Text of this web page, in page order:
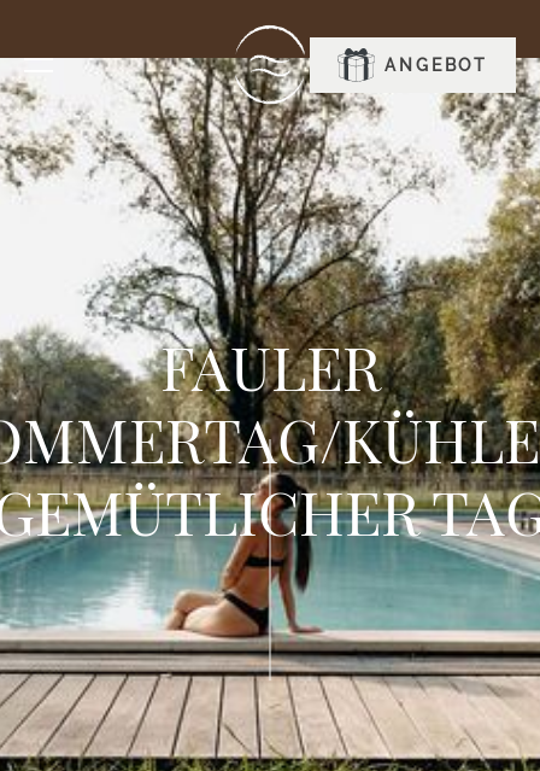
RESERVIEREN
ANGEBOT
FAULER